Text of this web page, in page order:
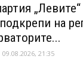
на
09.08.2026, 21:35